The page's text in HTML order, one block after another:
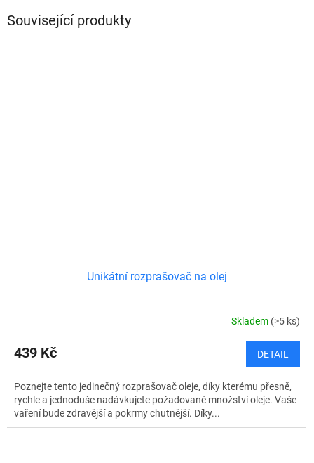
Související produkty
Unikátní rozprašovač na olej
Skladem (>5 ks)
439 Kč DETAIL
Poznejte tento jedinečný rozprašovač oleje, díky kterému přesně,
rychle a jednoduše nadávkujete požadované množství oleje. Vaše
vaření bude zdravější a pokrmy chutnější. Díky...